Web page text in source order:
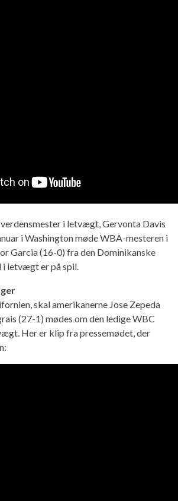
verdensmester i letvægt, Gervonta Davis
i Washington møde WBA-mesteren i
Garcia (16-0) fra den Dominikanske
i letvægt er på spil.
skal amerikanerne Jose Zepeda
(27-1) mødes om den ledige WBC
Her er klip fra pressemødet, der